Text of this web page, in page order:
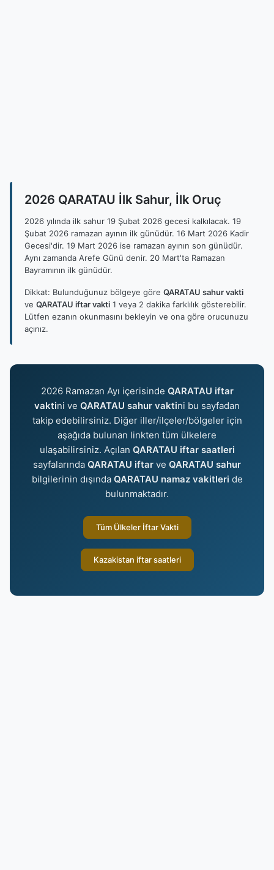
2026 QARATAU İlk Sahur, İlk Oruç
2026 yılında ilk sahur 19 Şubat 2026 gecesi kalkılacak. 19
Şubat 2026 ramazan ayının ilk günüdür. 16 Mart 2026 Kadir
Gecesi'dir. 19 Mart 2026 ise ramazan ayının son günüdür.
Aynı zamanda Arefe Günü denir. 20 Mart'ta Ramazan
Bayramının ilk günüdür.
Dikkat: Bulunduğunuz bölgeye göre QARATAU sahur vakti
ve QARATAU iftar vakti 1 veya 2 dakika farklılık gösterebilir.
Lütfen ezanın okunmasını bekleyin ve ona göre orucunuzu
açınız.
2026 Ramazan Ayı içerisinde QARATAU iftar
vaktini ve QARATAU sahur vaktini bu sayfadan
takip edebilirsiniz. Diğer iller/ilçeler/bölgeler için
aşağıda bulunan linkten tüm ülkelere
ulaşabilirsiniz. Açılan QARATAU iftar saatleri
sayfalarında QARATAU iftar ve QARATAU sahur
bilgilerinin dışında QARATAU namaz vakitleri de
bulunmaktadır.
Tüm Ülkeler İftar Vakti
Kazakistan iftar saatleri